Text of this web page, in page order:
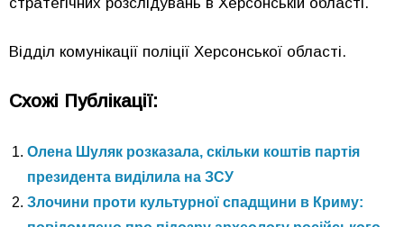
Відділ комунікації поліції Херсонської області.
Схожі Публікації:
Олена Шуляк розказала, скільки коштів партія
президента виділила на ЗСУ
Злочини проти культурної спадщини в Криму: